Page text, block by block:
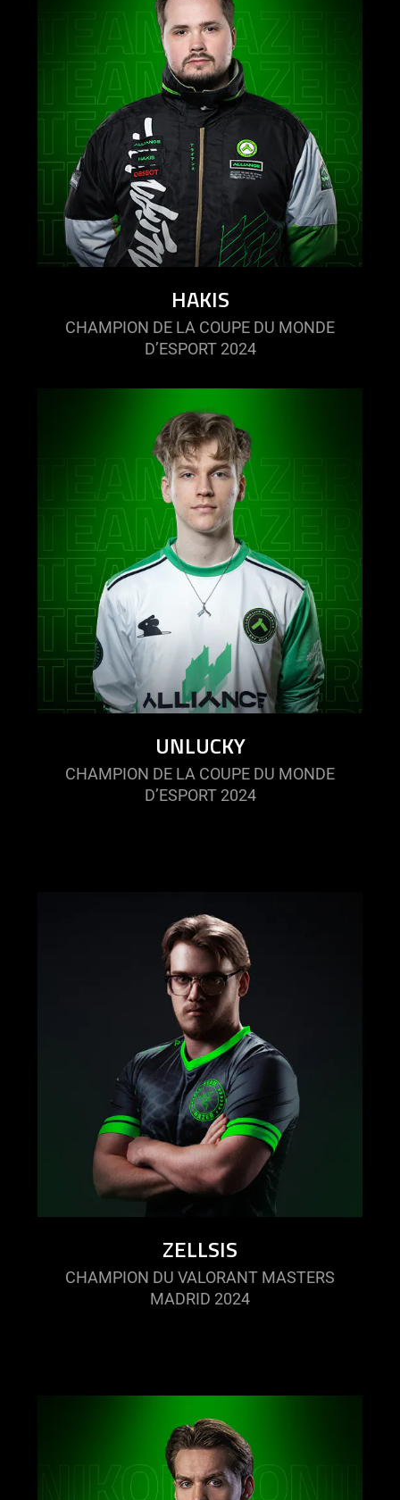
HAKIS
CHAMPION DE LA COUPE DU MONDE
D’ESPORT 2024
UNLUCKY
CHAMPION DE LA COUPE DU MONDE
D’ESPORT 2024
ZELLSIS
CHAMPION DU VALORANT MASTERS
MADRID 2024